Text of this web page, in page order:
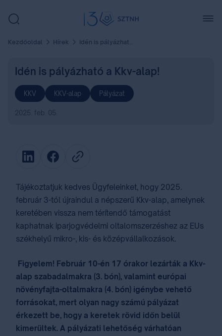
Kezdőoldal Hírek Idén is pályázható a Kkv-alap!
Idén is pályázható a Kkv-alap!
KKV KKV-alap Pályázat
2025. feb. 05.
Tájékoztatjuk kedves Ügyfeleinket, hogy 2025.
február 3-tól újraindul a népszerű Kkv-alap, amelynek
keretében vissza nem térítendő támogatást
kaphatnak iparjogvédelmi oltalomszerzéshez az EUs
székhelyű mikro-, kis- és középvállalkozások.
Figyelem! Február 10-én 17 órakor lezárták a Kkv-
alap szabadalmakra (3. bón), valamint európai
növényfajta-oltalmakra (4. bón) igénybe vehető
forrásokat, mert olyan nagy számú pályázat
érkezett be, hogy a keretek rövid időn belül
kimerültek. A pályázati lehetőség várhatóan